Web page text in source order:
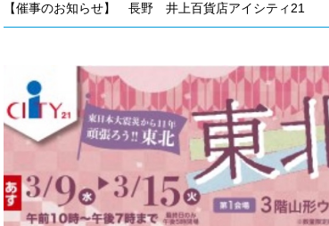
【催事のお知らせ】 長野 井上百貨店アイシティ21